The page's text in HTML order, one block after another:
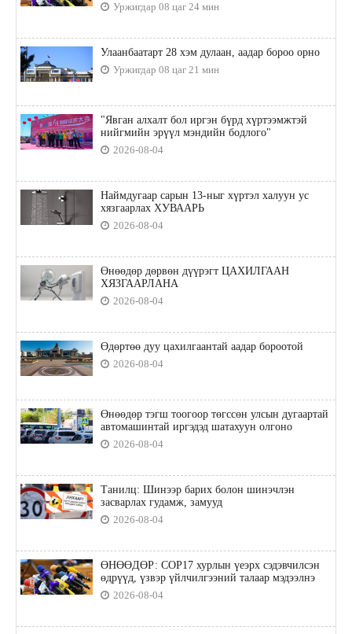
Уржигдар 08 цаг 24 мин
Улаанбаатарт 28 хэм дулаан, аадар бороо орно
Уржигдар 08 цаг 21 мин
"Явган алхалт бол иргэн бүрд хүртээмжтэй
нийгмийн эрүүл мэндийн бодлого"
2026-08-04
Наймдугаар сарын 13-ныг хүртэл халуун ус
хязгаарлах ХУВААРЬ
2026-08-04
Өнөөдөр дөрвөн дүүрэгт ЦАХИЛГААН
ХЯЗГААРЛАНА
2026-08-04
Өдөртөө дуу цахилгаантай аадар бороотой
2026-08-04
Өнөөдөр тэгш тоогоор төгссөн улсын дугаартай
автомашинтай иргэдэд шатахуун олгоно
2026-08-04
Танилц: Шинээр барих болон шинэчлэн
засварлах гудамж, замууд
2026-08-04
ӨНӨӨДӨР: COP17 хурлын үеэрх сэдэвчилсэн
өдрүүд, үзвэр үйлчилгээний талаар мэдээлнэ
2026-08-04